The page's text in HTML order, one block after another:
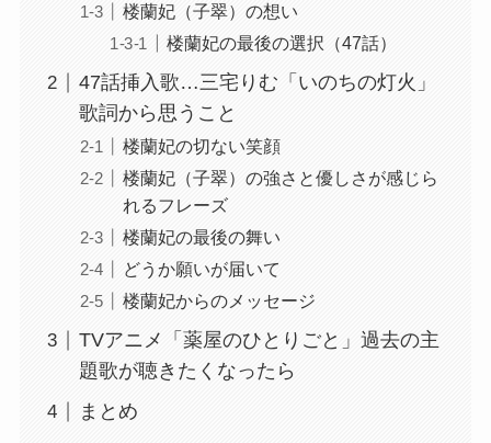
楼蘭妃（子翠）の想い
楼蘭妃の最後の選択（47話）
47話挿入歌…三宅りむ「いのちの灯火」
歌詞から思うこと
楼蘭妃の切ない笑顔
楼蘭妃（子翠）の強さと優しさが感じら
れるフレーズ
楼蘭妃の最後の舞い
どうか願いが届いて
楼蘭妃からのメッセージ
TVアニメ「薬屋のひとりごと」過去の主
題歌が聴きたくなったら
まとめ